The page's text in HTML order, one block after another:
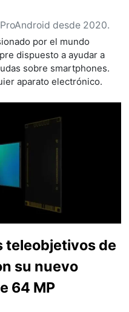
desde 2020.
por el mundo
dispuesto a ayudar a
sobre smartphones.
aparato electrónico.
teleobjetivos de
su nuevo
64 MP